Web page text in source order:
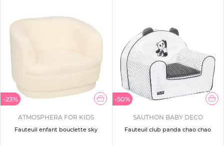
-23%
ATMOSPHERA FOR KIDS
Fauteuil enfant bouclette sky
-50%
SAUTHON BABY DECO
Fauteuil club panda chao chao